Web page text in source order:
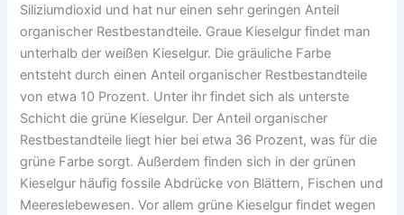
Siliziumdioxid und hat nur einen sehr geringen Anteil
organischer Restbestandteile. Graue Kieselgur findet man
unterhalb der weißen Kieselgur. Die gräuliche Farbe
entsteht durch einen Anteil organischer Restbestandteile
von etwa 10 Prozent. Unter ihr findet sich als unterste
Schicht die grüne Kieselgur. Der Anteil organischer
Restbestandteile liegt hier bei etwa 36 Prozent, was für die
grüne Farbe sorgt. Außerdem finden sich in der grünen
Kieselgur häufig fossile Abdrücke von Blättern, Fischen und
Meereslebewesen. Vor allem grüne Kieselgur findet wegen